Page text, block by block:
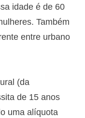
idade é de 60
Também
entre urbano
(da
de 15 anos
uma alíquota